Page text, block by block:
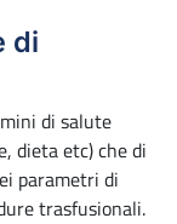
di
di salute
dieta etc) che di
parametri di
trasfusionali.